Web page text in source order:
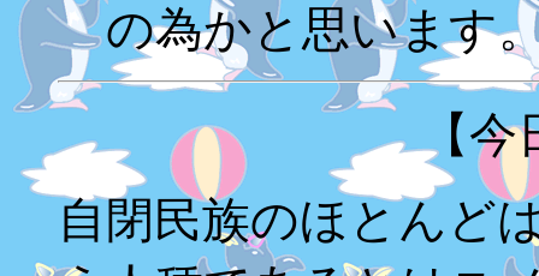
の為かと思います
【今
自閉民族のほとんど